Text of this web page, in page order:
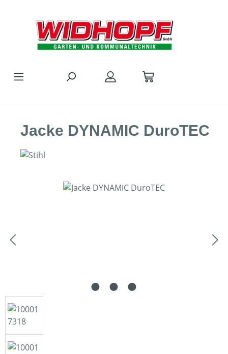
Jacke DYNAMIC DuroTEC
Bildergalerie überspringen